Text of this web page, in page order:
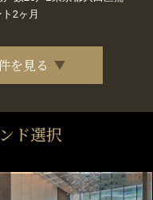
2ヶ月
を見る
ド選択